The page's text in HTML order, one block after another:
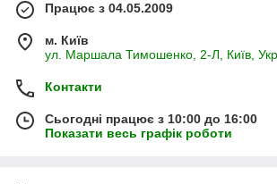
Працює з 04.05.2009
м. Київ
ул. Маршала Тимошенко, 2-Л, Київ,
Контакти
Сьогодні працює з 10:00 до 16:00
Показати весь графік роботи